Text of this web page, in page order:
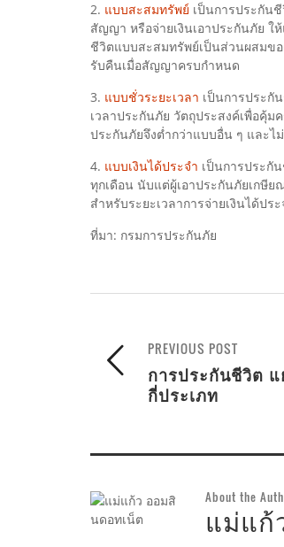
2. แบบสะสมทรัพย์ เป็นการประกัน
สัญญา หรือจ่ายเงินเอาประกันภัย ใ
ชีวิตแบบสะสมทรัพย์เป็นส่วนผสมข
รับคืนเมื่อสัญญาครบกำหนด
3. แบบชั่วระยะเวลา เป็นการประกั
เวลาประกันภัย วัตถุประสงค์เพื่อคุ้
ประกันภัยจึงต่ำกว่าแบบอื่น ๆ และ
4. แบบเงินได้ประจำ เป็นการประกั
ทุกเดือน นับแต่ผู้เอาประกันภัยเกษี
สำหรับระยะเวลาการจ่ายเงินได้ป
ที่มา: กรมการประกันภัย
PREVIOUS POST
การประกันชีวิต
กี่ประเภท
About the
แม่แก้